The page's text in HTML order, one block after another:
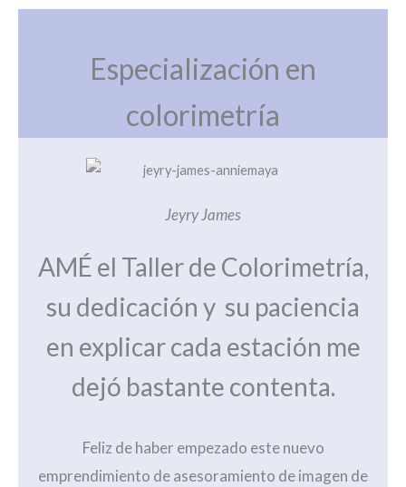
Especialización en
colorimetría
Jeyry James
AMÉ el Taller de Colorimetría,
su dedicación y su paciencia
en explicar cada estación me
dejó bastante contenta.
Feliz de haber empezado este nuevo
emprendimiento de asesoramiento de imagen de